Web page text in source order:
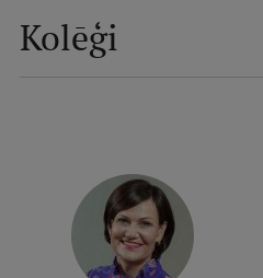
Projekti
Ilgtspējīga attīstība
Studiju un vides pieejamība
Dati par 2025. gadu
Kolēģi